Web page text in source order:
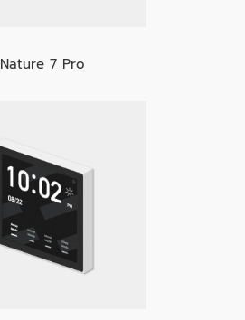
Nature 7 Pro